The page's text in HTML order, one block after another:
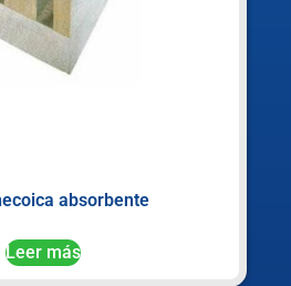
absorbente
Leer más